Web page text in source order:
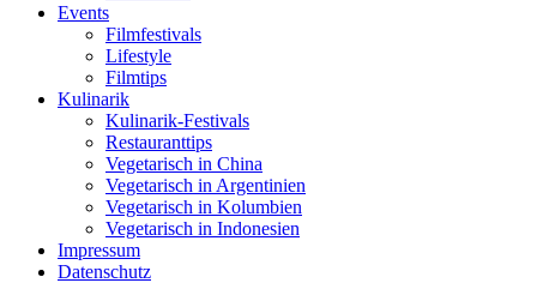
Events
Filmfestivals
Lifestyle
Filmtips
Kulinarik
Kulinarik-Festivals
Restauranttips
Vegetarisch in China
Vegetarisch in Argentinien
Vegetarisch in Kolumbien
Vegetarisch in Indonesien
Impressum
Datenschutz